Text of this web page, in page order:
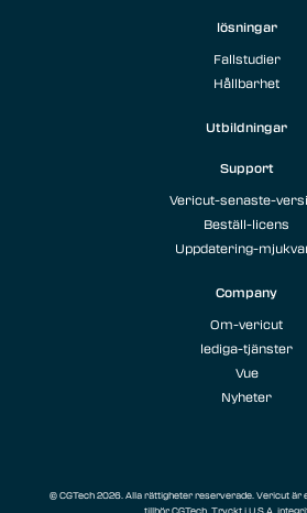
lösningar
Fallstudier
Hållbarhet
Utbildningar
Support
Vericut-senaste-
Beställ-licens
Uppdatering-
Company
Om-vericut
lediga-tjänster
Vue
Nyheter
© CGTech 2026. Alla rättigheter reserverade. Vericut